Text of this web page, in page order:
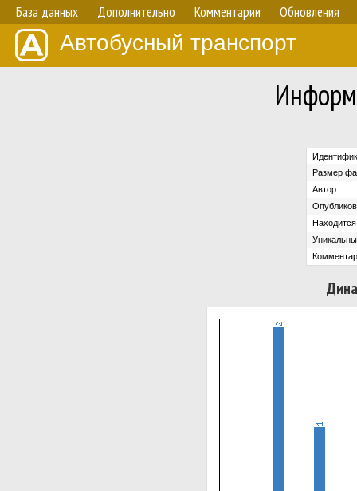
База данных Дополнительно Комментарии Обновления
Автобусный транспорт
Размер
Автор: